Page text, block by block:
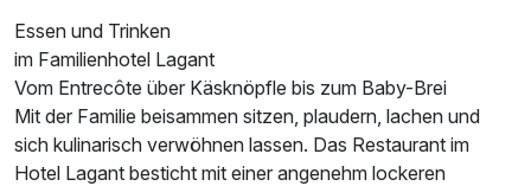
Essen und Trinken
im Familienhotel Lagant
Vom Entrecôte über Käsknöpfle bis zum Baby-Brei
Mit der Familie beisammen sitzen, plaudern, lachen und
sich kulinarisch verwöhnen lassen. Das Restaurant im
Hotel Lagant besticht mit einer angenehm lockeren